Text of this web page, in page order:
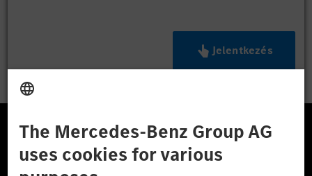
Jelentkezés
A Mercedes-Benz Csoport